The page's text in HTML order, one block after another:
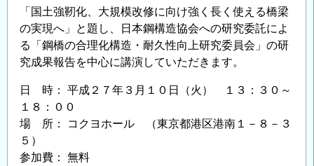
「国土強靭化、大規模改修に向け強く長く使える橋梁
の実現へ」と題し、日本鋼構造協会への研究委託によ
る「鋼橋の合理化構造・耐久性向上研究委員会」の研
究成果報告を中心に講演していただきます。
日 時： 平成２７年３月１０日（火） １３：３０～
１８：００
場 所： コクヨホール （東京都港区港南１－８－３
５）
参加費： 無料